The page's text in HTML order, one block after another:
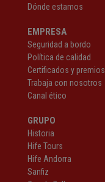
Dónde estamos
EMPRESA
Seguridad a bordo
Política de calidad
Certificados y premios
Trabaja con nosotros
Canal ético
GRUPO
Historia
Hife Tours
Hife Andorra
Sanfiz